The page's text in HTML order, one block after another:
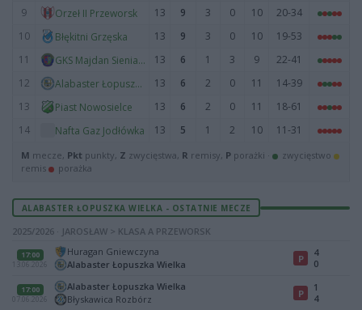
9
Orzeł II Przeworsk 13 9 3 0 10
20-34
10
Błękitni Grzęska 13 9 3 0 10
19-53
11
GKS Majdan Sieniawski 13 6 1 3 9
22-41
12
Alabaster Łopuszka Wielka 13 6 2 0 11
14-39
13
Piast Nowosielce 13 6 2 0 11
18-61
14
Nafta Gaz Jodłówka 13 5 1 2 10 11-31
M mecze, Pkt punkty, Z zwycięstwa, R remisy, P porażki ·
zwycięstwo
remis
porażka
ALABASTER ŁOPUSZKA WIELKA - OSTATNIE MECZE
2025/2026 · JAROSŁAW > KLASA A PRZEWORSK
17:00
13.06.2026
Huragan Gniewczyna
Alabaster Łopuszka Wielka
P
4
0
17:00
07.06.2026
Alabaster Łopuszka Wielka
Błyskawica Rozbórz
P
1
4